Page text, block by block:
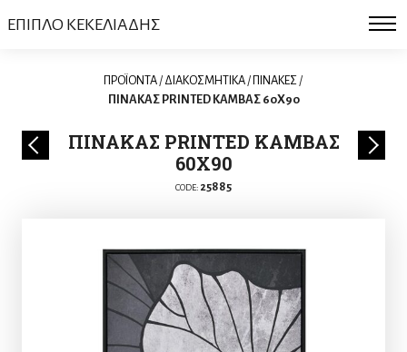
ΕΠΙΠΛΟ ΚΕΚΕΛΙΑΔΗΣ
ΠΡΟΪΟΝΤΑ/ ΔΙΑΚΟΣΜΗΤΙΚΑ/ ΠΙΝΑΚΕΣ/
ΠΙΝΑΚΑΣ PRINTED ΚΑΜΒΑΣ 60X90
ΠΙΝΑΚΑΣ PRINTED ΚΑΜΒΑΣ
60X90
CODE: 25885